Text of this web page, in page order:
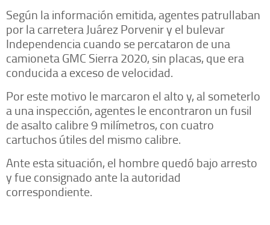
Según la información emitida, agentes patrullaban
por la carretera Juárez Porvenir y el bulevar
Independencia cuando se percataron de una
camioneta GMC Sierra 2020, sin placas, que era
conducida a exceso de velocidad.
Por este motivo le marcaron el alto y, al someterlo
a una inspección, agentes le encontraron un fusil
de asalto calibre 9 milímetros, con cuatro
cartuchos útiles del mismo calibre.
Ante esta situación, el hombre quedó bajo arresto
y fue consignado ante la autoridad
correspondiente.